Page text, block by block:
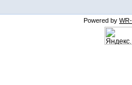
Powered by